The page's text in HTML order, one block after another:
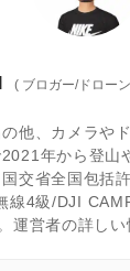
( ブロガー/ドロー
他、カメラや
年から登山
交省全国包括
線4級/DJI
運営者の詳しい